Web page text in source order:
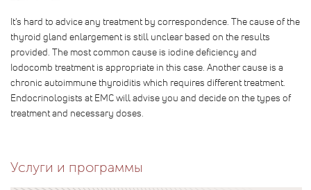
It's hard to advice any treatment by correspondence. The cause of the
thyroid gland enlargement is still unclear based on the results
provided. The most common cause is iodine deficiency and
Iodocomb treatment is appropriate in this case. Another cause is a
chronic autoimmune thyroiditis which requires different treatment.
Endocrinologists at EMC will advise you and decide on the types of
treatment and necessary doses.
Услуги и программы